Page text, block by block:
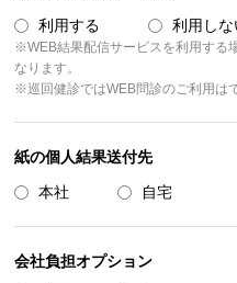
利用する 利用しな
※WEB結果配信サービスを利用する
なります。
※巡回健診ではWEB問診のご利用は
紙の個人結果送付先
本社 自宅
会社負担オプション